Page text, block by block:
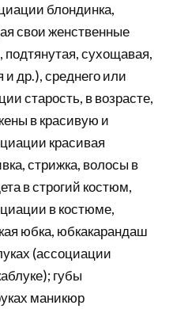
блондинка,
свои женственные
сухощавая,
др.), среднего или
старость, в возрасте,
в красивую и
красивая
стрижка, волосы в
в строгий костюм,
в костюме,
юбка, юбкакарандаш
(ассоциации
губы
маникюр